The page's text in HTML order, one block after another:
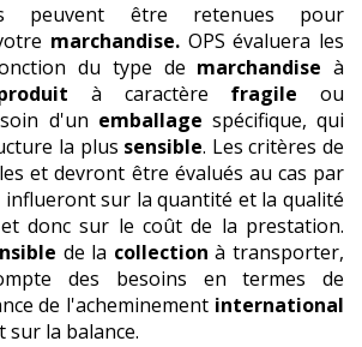
peuvent être retenues pour
marchandise. OPS évaluera les
du type de marchandise à
à caractère fragileou
d'un emballage spécifique, qui
la plus sensible. Les critères de
et devront être évalués au cas par
influeront sur la quantité et la qualité
donc sur le coût de la prestation.
de la collectionà transporter,
des besoins en termes de
de l'acheminement international
sur la balance.